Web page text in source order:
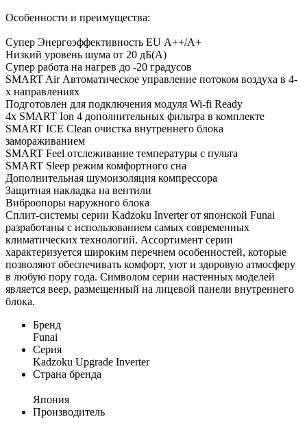
Особенности и преимущества:
Супер Энергоэффективность EU А++/А+
Низкий уровень шума от 20 дБ(А)
Супер работа на нагрев до -20 градусов
SMART Air Автоматическое управление потоком воздуха в 4-
х направлениях
Подготовлен для подключения модуля Wi-fi Ready
4х SMART Ion 4 дополнительных фильтра в комплекте
SMART ICE Clean очистка внутреннего блока
замораживанием
SMART Feel отслеживание температуры с пульта
SMART Sleep режим комфортного сна
Дополнительная шумоизоляция компрессора
Защитная накладка на вентили
Виброопоры наружного блока
Сплит-системы серии Kadzoku Inverter от японской Funai
разработаны с использованием самых современных
климатических технологий. Ассортимент серии
характеризуется широким перечнем особенностей, которые
позволяют обеспечивать комфорт, уют и здоровую атмосферу
в любую пору года. Символом серии настенных моделей
является веер, размещенный на лицевой панели внутреннего
блока.
Бренд
Funai
Серия
Kadzoku Upgrade Inverter
Страна бренда
Япония
Производитель